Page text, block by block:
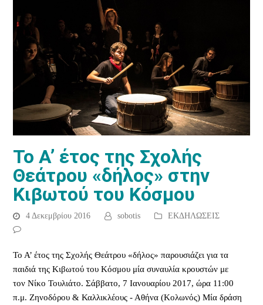
Το Α’ έτος της Σχολής
Θεάτρου «δήλος» στην
Κιβωτού του Κόσμου
4 Δεκεμβρίου 2016 sobotis ΕΚΔΗΛΩΣΕΙΣ
Το Α’ έτος της Σχολής Θεάτρου «δήλος» παρουσιάζει για τα
παιδιά της Κιβωτού του Κόσμου μία συναυλία κρουστών με
τον Νίκο Τουλιάτο. Σάββατο, 7 Ιανουαρίου 2017, ώρα 11:00
π.μ. Ζηνοδόρου & Καλλικλέους - Αθήνα (Κολωνός) Μία δράση